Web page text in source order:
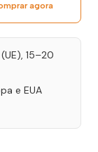
agora
15–20
e EUA